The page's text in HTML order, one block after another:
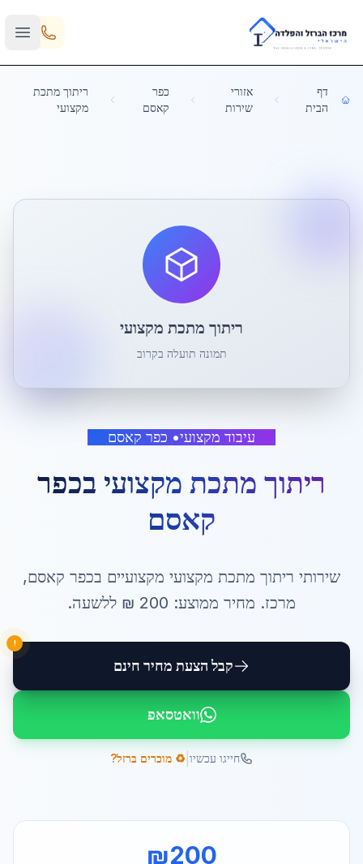
Skip to main content
דף
הבית
אזורי
שירות
כפר
קאסם
ריתוך מתכת
מקצועי
עיבוד מקצועי• כפר קאסם
ריתוך מתכת מקצועי בכפר
קאסם
שירותי ריתוך מתכת מקצועי מקצועיים בכפר קאסם,
מרכז. מחיר ממוצע: 200 ₪ ללשעה.
קבל הצעת מחיר חינם
!
וואטסאפ
חייגו עכשיו ♻️ מוכרים ברזל?
ריתוך מתכת מקצועי
תמונה תועלה בקרוב
₪200